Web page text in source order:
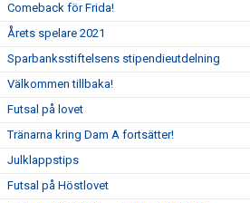
Comeback för Frida!
Årets spelare 2021
Sparbanksstiftelsens stipendieutdelning
Välkommen tillbaka!
Futsal på lovet
Tränarna kring Dam A fortsätter!
Julklappstips
Futsal på Höstlovet